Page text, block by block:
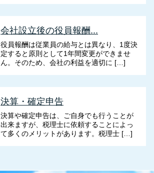
会社設立後の役員報酬...
役員報酬は従業員の給与とは異なり、1度決
定すると原則として1年間変更ができませ
ん。そのため、会社の利益を適切に […]
決算・確定申告
決算や確定申告は、ご自身でも行うことが
出来ますが、税理士に依頼することによっ
て多くのメリットがあります。税理士 […]